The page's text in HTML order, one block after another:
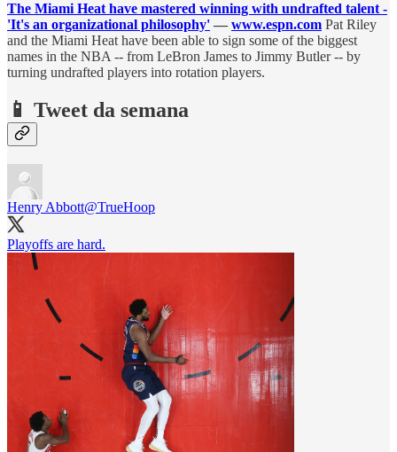
The Miami Heat have mastered winning with undrafted talent -
'It's an organizational philosophy' — www.espn.com Pat Riley
and the Miami Heat have been able to sign some of the biggest
names in the NBA -- from LeBron James to Jimmy Butler -- by
turning undrafted players into rotation players.
📱 Tweet da semana
Henry Abbott@TrueHoop
Playoffs are hard.